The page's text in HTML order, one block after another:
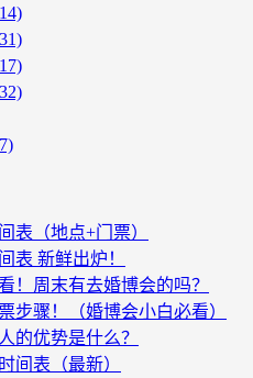
表（地点+门票）
表 新鲜出炉！
！周末有去婚博会的吗？
步骤！（婚博会小白必看）
的优势是什么？
间表（最新）